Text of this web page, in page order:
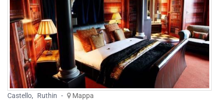
Castello, Ruthin -
Mappa